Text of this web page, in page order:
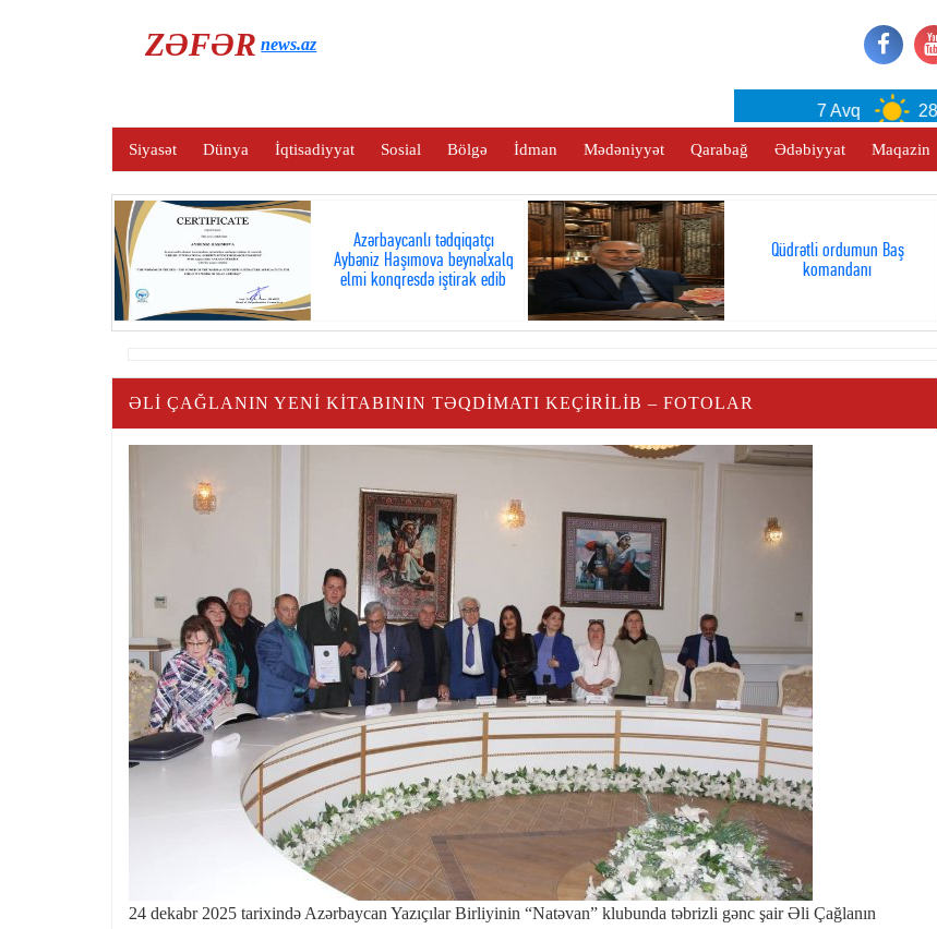
ZƏFƏRnews.az
7 Avq 28°C
Siyasət Dünya İqtisadiyyat Sosial Bölgə İdman Mədəniyyət Qarabağ Ədəbiyyat Maqazin
Azərbaycanlı tədqiqatçı
Aybəniz Haşımova beynəlxalq
elmi konqresdə iştirak edib
Qüdrətli ordumun Baş
komandanı
ƏLI ÇAĞLANIN YENI KITABININ TƏQDIMATI KEÇIRILIB – FOTOLAR
24 dekabr 2025 tarixində Azərbaycan Yazıçılar Birliyinin “Natəvan” klubunda təbrizli gənc şair Əli Çağlanın